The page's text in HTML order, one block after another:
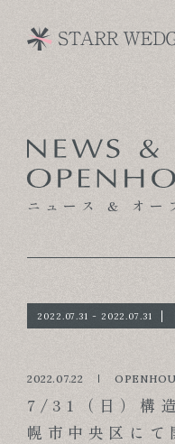
CONCEPT
MODEL
NEWS &
ABOUT
ニュース & オー
2022.07.31 - 2022.07.31
2022.07.22
7/31（日）構
幌市中央区にて